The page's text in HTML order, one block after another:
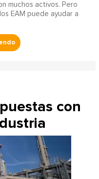
muchos activos. Pero
EAM puede ayudar a
con